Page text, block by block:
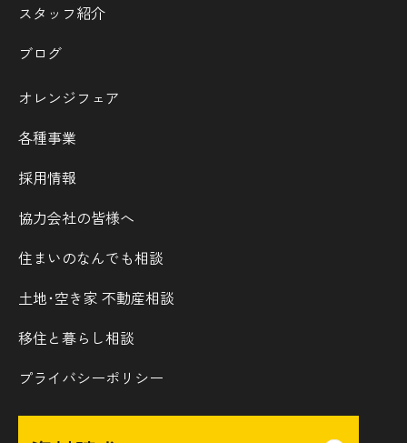
スタッフ紹介
ブログ
オレンジフェア
各種事業
採用情報
協力会社の皆様へ
住まいのなんでも相談
土地･空き家 不動産相談
移住と暮らし相談
プライバシーポリシー